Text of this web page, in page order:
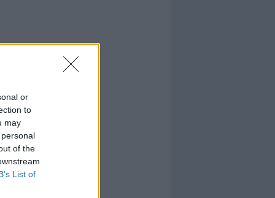
or
to
may
of the
List of